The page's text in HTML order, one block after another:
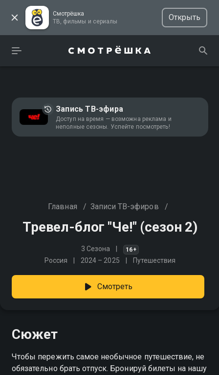
Смотрёшка
ТВ, фильмы и сериалы
Открыть
Запись ТВ-эфира
Доступ на время — возможна реклама и
неполные сезоны. Успейте посмотреть!
Главная / Записи ТВ-эфиров /
Тревел-блог "Че!" (сезон 2)
3 Сезона 16+
Россия 2024 – 2025 Путешествия
Смотреть
Сюжет
Чтобы пережить самое необычное путешествие, не
обязательно брать отпуск. Бронируй билеты на нашу